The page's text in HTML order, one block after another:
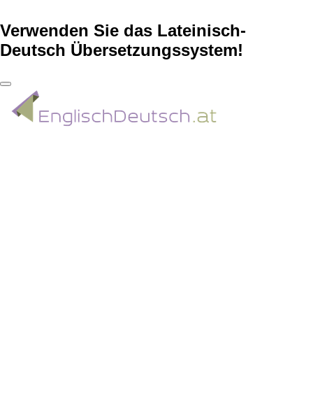
Verwenden Sie das Lateinisch-
Deutsch Übersetzungssystem!